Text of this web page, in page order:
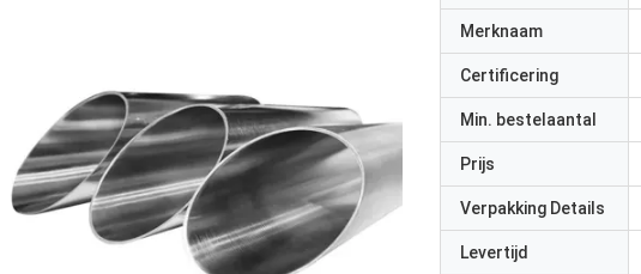
Merknaam
Certificering
Min. bestelaantal
Prijs
Verpakking Details
Levertijd